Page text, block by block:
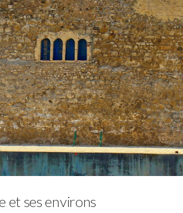
0
Andalouse, Tunisie byzantine, Tunisie coloniale,
et ses environs